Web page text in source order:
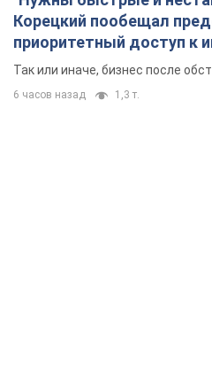
Корецкий пообещал
приоритетный доступ к
складским помещениям
Так или иначе, бизнес после
6 часов назад 1,3 т.